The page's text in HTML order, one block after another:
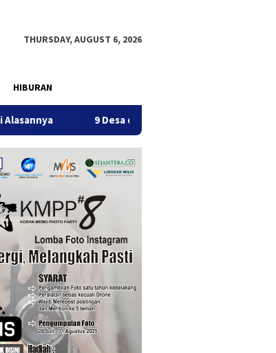
THURSDAY, AUGUST 6, 2026
HIBURAN
9 Desa di 6 Kecamatan Tulungagung Alami